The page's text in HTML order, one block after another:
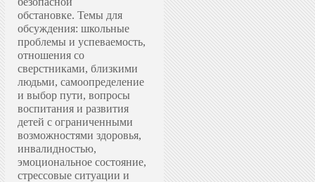
обстановке. Темы для
обсуждения: школьные
проблемы и успеваемость,
отношения со
сверстниками, близкими
людьми, самоопределение
и выбор пути, вопросы
воспитания и развития
детей с ограниченными
возможностями здоровья,
инвалидностью,
эмоциональное состояние,
стрессовые ситуации и